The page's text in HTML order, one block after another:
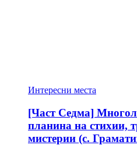
Интересни места
[Част Седма]
планина на стихии,
мистерии (с.